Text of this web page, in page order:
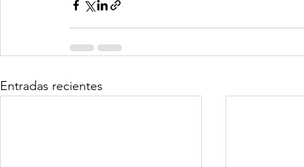
Entradas recientes